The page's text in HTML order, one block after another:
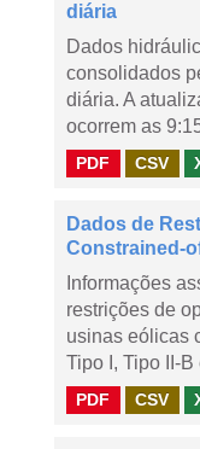
diária
Dados
consolidados
diária. A
ocorrem as
PDF CSV
Dados de
Constrained-
Informações
restrições de
usinas eólicas
Tipo I, Tipo II-
PDF CSV